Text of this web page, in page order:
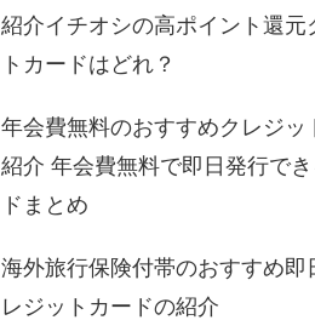
紹介イチオシの高ポイント還元
トカードはどれ？
年会費無料のおすすめクレジッ
紹介 年会費無料で即日発行で
ドまとめ
海外旅行保険付帯のおすすめ即
レジットカードの紹介